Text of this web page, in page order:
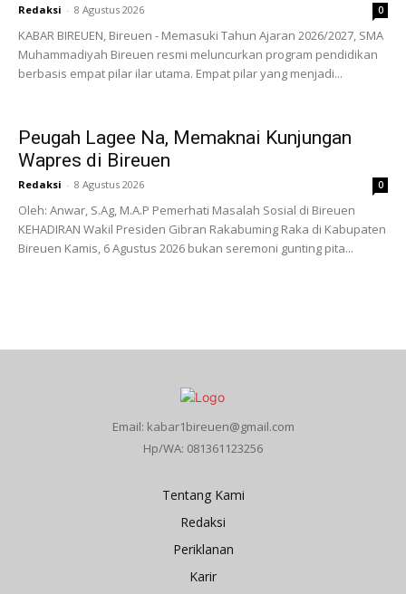
Redaksi - 8 Agustus 2026 0
KABAR BIREUEN, Bireuen - Memasuki Tahun Ajaran 2026/2027, SMA
Muhammadiyah Bireuen resmi meluncurkan program pendidikan
berbasis empat pilar ilar utama. Empat pilar yang menjadi...
Peugah Lagee Na, Memaknai Kunjungan
Wapres di Bireuen
Redaksi - 8 Agustus 2026 0
Oleh: Anwar, S.Ag, M.A.P Pemerhati Masalah Sosial di Bireuen
KEHADIRAN Wakil Presiden Gibran Rakabuming Raka di Kabupaten
Bireuen Kamis, 6 Agustus 2026 bukan seremoni gunting pita...
Email: kabar1bireuen@gmail.com
Hp/WA: 081361123256
Tentang Kami
Redaksi
Periklanan
Karir